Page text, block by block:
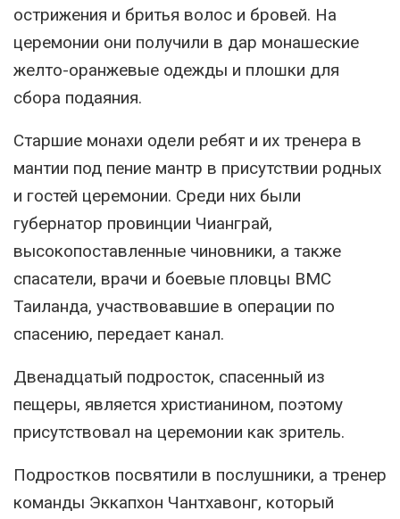
острижения и бритья волос и бровей. На
церемонии они получили в дар монашеские
желто-оранжевые одежды и плошки для
сбора подаяния.
Старшие монахи одели ребят и их тренера в
мантии под пение мантр в присутствии родных
и гостей церемонии. Среди них были
губернатор провинции Чианграй,
высокопоставленные чиновники, а также
спасатели, врачи и боевые пловцы ВМС
Таиланда, участвовавшие в операции по
спасению, передает канал.
Двенадцатый подросток, спасенный из
пещеры, является христианином, поэтому
присутствовал на церемонии как зритель.
Подростков посвятили в послушники, а тренер
команды Эккапхон Чантхавонг, который